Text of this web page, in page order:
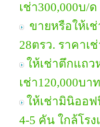
เช่า300,000บ/ด
ขายหรือให้เ
28ตรว. ราคาเ
ให้เช่าตึกแถ
เช่า120,000บา
ให้เช่ามินิออฟ
4-5 คัน ใกล้โร